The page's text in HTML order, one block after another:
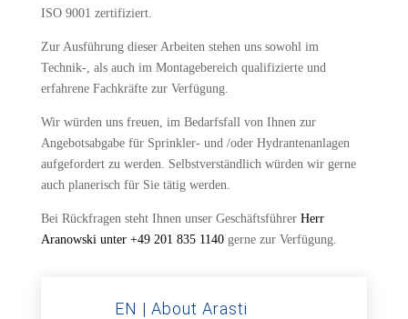
ISO 9001 zertifiziert.
Zur Ausführung dieser Arbeiten stehen uns sowohl im
Technik-, als auch im Montagebereich qualifizierte und
erfahrene Fachkräfte zur Verfügung.
Wir würden uns freuen, im Bedarfsfall von Ihnen zur
Angebotsabgabe für Sprinkler- und /oder Hydrantenanlagen
aufgefordert zu werden. Selbstverständlich würden wir gerne
auch planerisch für Sie tätig werden.
Bei Rückfragen steht Ihnen unser Geschäftsführer Herr
Aranowski unter +49 201 835 1140gerne zur Verfügung.
EN | About Arasti